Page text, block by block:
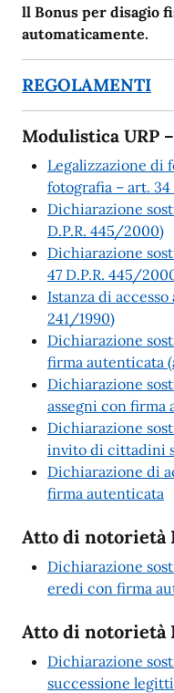
ll Bonus per disagio
automaticamente.
REGOLAMENTI
Modulistica URP
Legalizzazione di
fotografia – art.
Dichiarazione
D.P.R. 445/2000)
Dichiarazione
47 D.P.R. 445/
Istanza di
241/1990)
Dichiarazione
firma autenticata
Dichiarazione
assegni con firma
Dichiarazione
invito di cittadini
Dichiarazione di
firma autenticata
Atto di notorietà
Dichiarazione
eredi con firma
Atto di notorietà
Dichiarazione
successione